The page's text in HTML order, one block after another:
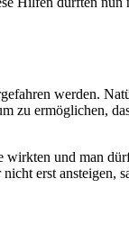
werden.
zu ermöglichen,
und man
erst ansteigen,